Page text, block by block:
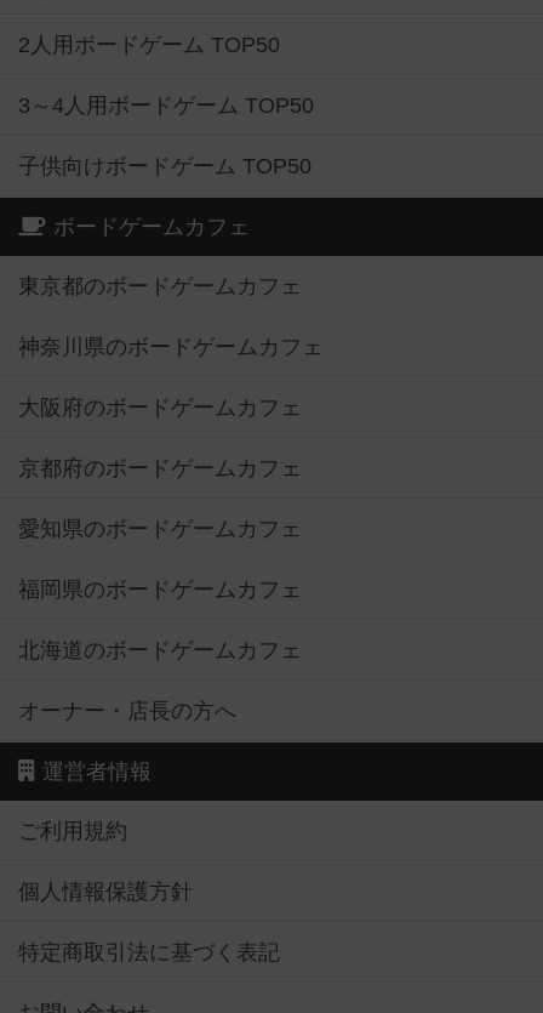
2人用ボードゲーム TOP50
3～4人用ボードゲーム TOP50
子供向けボードゲーム TOP50
ボードゲームカフェ
東京都のボードゲームカフェ
神奈川県のボードゲームカフェ
大阪府のボードゲームカフェ
京都府のボードゲームカフェ
愛知県のボードゲームカフェ
福岡県のボードゲームカフェ
北海道のボードゲームカフェ
オーナー・店長の方へ
運営者情報
ご利用規約
個人情報保護方針
特定商取引法に基づく表記